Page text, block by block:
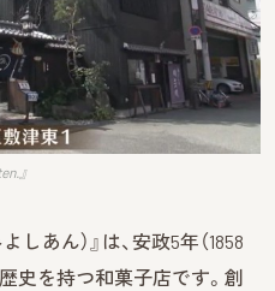
』
あん）』は、安政5年（1858
史を持つ和菓子店です。創